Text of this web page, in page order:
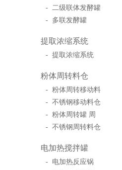
- 二级联体发酵罐
- 多联发酵罐
提取浓缩系统
- 提取浓缩系统
粉体周转料仓
- 粉体周转移动料
- 不锈钢移动料仓
- 粉体周转罐 周
- 不锈钢周转料仓
电加热搅拌罐
- 电加热反应锅